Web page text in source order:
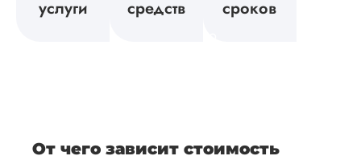
а также
темы.
готовы
услуги средств
возврат
и
сроков
Мы
От чего зависит стоимость